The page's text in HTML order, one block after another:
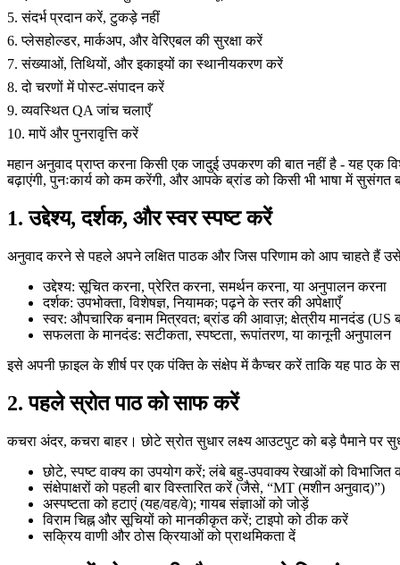
5. संदर्भ प्रदान करें, टुकड़े नहीं
6. प्लेसहोल्डर, मार्कअप, और वेरिएबल की सुरक्षा करें
7. संख्याओं, तिथियों, और इकाइयों का स्थानीयकरण करें
8. दो चरणों में पोस्ट-संपादन करें
9. व्यवस्थित QA जांच चलाएँ
10. मापें और पुनरावृत्ति करें
महान अनुवाद प्राप्त करना किसी एक जादुई उपकरण की बात नहीं है - यह
बढ़ाएंगी, पुनःकार्य को कम करेंगी, और आपके ब्रांड को किसी भी भाषा में सुसंगत
1. उद्देश्य, दर्शक, और स्वर स्पष्ट करें
अनुवाद करने से पहले अपने लक्षित पाठक और जिस परिणाम को आप चाहते हैं उसे
उद्देश्य: सूचित करना, प्रेरित करना, समर्थन करना, या अनुपालन करना
दर्शक: उपभोक्ता, विशेषज्ञ, नियामक; पढ़ने के स्तर की अपेक्षाएँ
स्वर: औपचारिक बनाम मित्रवत; ब्रांड की आवाज़; क्षेत्रीय मानदंड
सफलता के मानदंड: सटीकता, स्पष्टता, रूपांतरण, या कानूनी अनुपालन
इसे अपनी फ़ाइल के शीर्ष पर एक पंक्ति के संक्षेप में कैप्चर करें ताकि यह पाठ के
2. पहले स्रोत पाठ को साफ करें
कचरा अंदर, कचरा बाहर। छोटे स्रोत सुधार लक्ष्य आउटपुट को बड़े पैमाने पर
छोटे, स्पष्ट वाक्य का उपयोग करें; लंबे बहु-उपवाक्य रेखाओं को विभाजित
संक्षेपाक्षरों को पहली बार विस्तारित करें (जैसे, “MT (मशीन अनुवाद)”)
अस्पष्टता को हटाएं (यह/वह/वे); गायब संज्ञाओं को जोड़ें
विराम चिह्न और सूचियों को मानकीकृत करें; टाइपो को ठीक करें
सक्रिय वाणी और ठोस क्रियाओं को प्राथमिकता दें